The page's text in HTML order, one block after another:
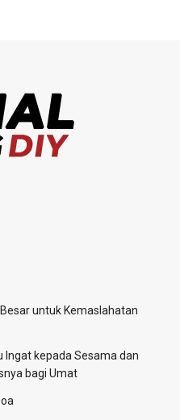
untuk Kemaslahatan
Ingat kepada Sesama dan
bagi Umat